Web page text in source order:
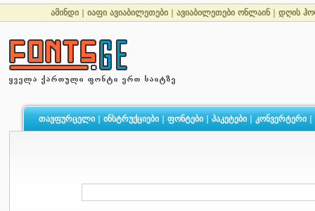
ამინდი იაფი ავიაბილეთები ავიაბილეთები ონლაინ დღის
თავფურცელი| ინსტრუქციები| ფონტები| პაკეტები| კონვერტერი|